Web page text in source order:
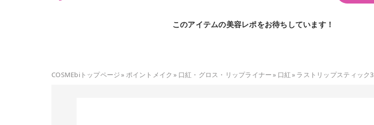
このアイテムの美容レポをお待ちしています！
COSMEbiトップページ» ポイントメイク » 口紅・グロス・リップライナー» 口紅» ラストリップスティック3